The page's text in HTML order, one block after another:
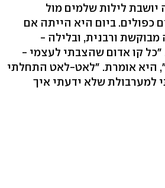
לילות שלמים מול
כפולים. ביום היא הייתה אם
ורבנית, ובלילה -
קו אדום שהצבתי לעצמי -
היא אומרת. "לאט-לאט התחלתי
למערבולת שלא ידעתי איך